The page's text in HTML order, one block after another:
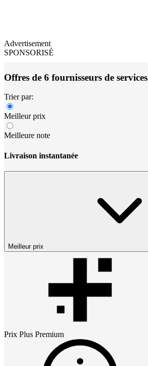
Advertisement
SPONSORISÉ
Offres de 6 fournisseurs de services
Trier par:
Meilleur prix
Meilleure note
Livraison instantanée
Meilleur prix
Prix Plus Premium